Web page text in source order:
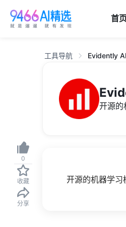
首
0
收藏
分享
工具导航 Evidently AI
开源的
开源的机器学习